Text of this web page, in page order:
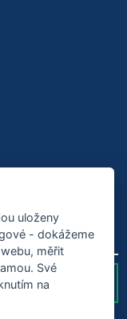
uloženy
- dokážeme
měřit
Své
na